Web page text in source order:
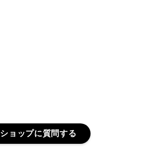
ショップに質問する